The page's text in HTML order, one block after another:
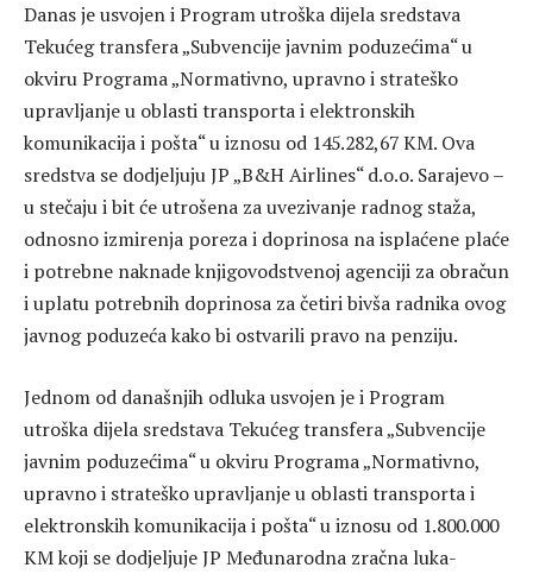
Danas je usvojen i Program utroška dijela sredstava
Tekućeg transfera „Subvencije javnim poduzećima“ u
okviru Programa „Normativno, upravno i strateško
upravljanje u oblasti transporta i elektronskih
komunikacija i pošta“ u iznosu od 145.282,67 KM. Ova
sredstva se dodjeljuju JP „B&H Airlines“ d.o.o. Sarajevo –
u stečaju i bit će utrošena za uvezivanje radnog staža,
odnosno izmirenja poreza i doprinosa na isplaćene plaće
i potrebne naknade knjigovodstvenoj agenciji za obračun
i uplatu potrebnih doprinosa za četiri bivša radnika ovog
javnog poduzeća kako bi ostvarili pravo na penziju.
Jednom od današnjih odluka usvojen je i Program
utroška dijela sredstava Tekućeg transfera „Subvencije
javnim poduzećima“ u okviru Programa „Normativno,
upravno i strateško upravljanje u oblasti transporta i
elektronskih komunikacija i pošta“ u iznosu od 1.800.000
KM koji se dodjeljuje JP Međunarodna zračna luka-